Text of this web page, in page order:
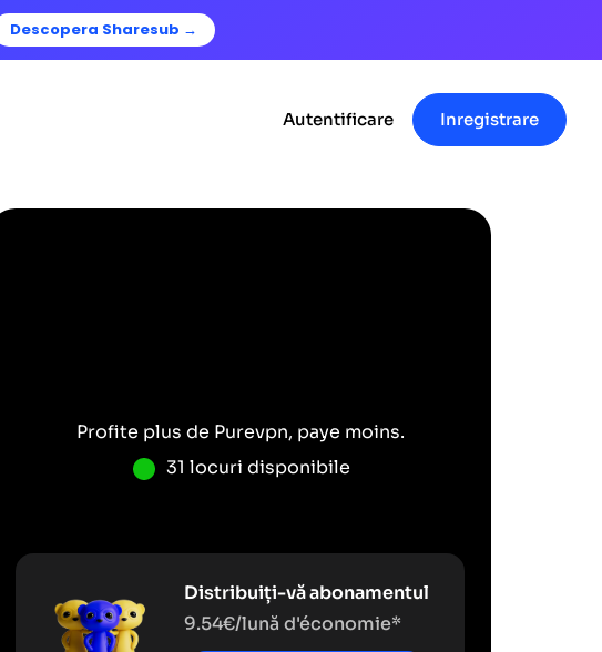
Descopera Sharesub →
Autentificare Inregistrare
Profite plus de Purevpn, paye moins.
31 locuri disponibile
Distribuiți-vă abonamentul
9.54€/lună d'économie*